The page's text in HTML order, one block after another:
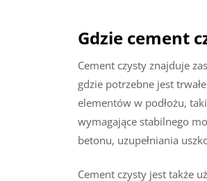
Gdzie cement
Cement czysty znajduje
gdzie potrzebne jest
elementów w podłożu,
wymagające stabilnego
betonu, uzupełniania
Cement czysty jest także